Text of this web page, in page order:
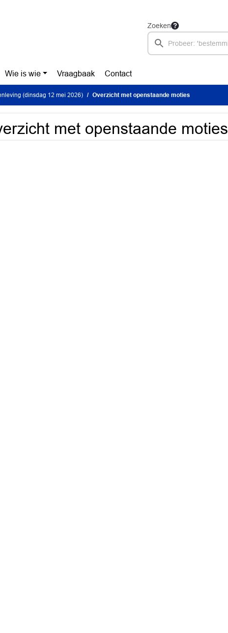
Zoeken
Wie is wie Vraagbaak Contact
(dinsdag 12 mei 2026) Overzicht met openstaande moties
met openstaande moties